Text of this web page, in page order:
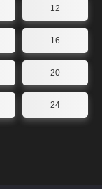
12
16
20
24